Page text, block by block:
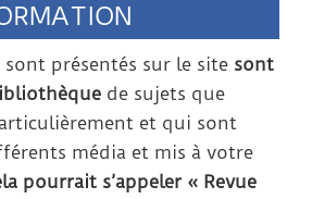
sont présentés sur le site sont
de sujets que
et qui sont
média et mis à votre
pourrait s’appeler « Revue